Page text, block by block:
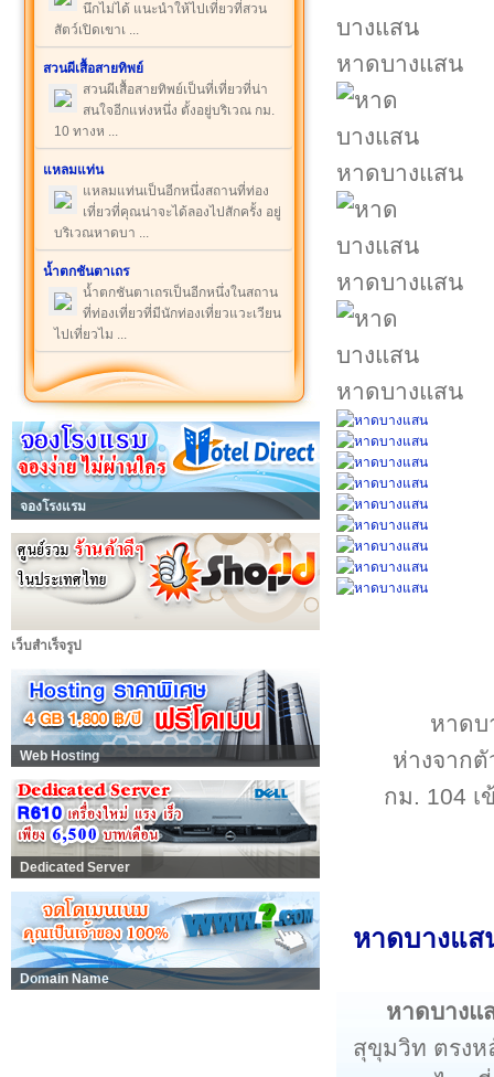
นึกไม่ได้ แนะนำให้ไปเที่ยวที่สวน
สัตว์เปิดเขาเ ...
สวนผีเสื้อสายทิพย์
สวนผีเสื้อสายทิพย์เป็นที่เที่ยวที่น่า
สนใจอีกแห่งหนึ่ง ตั้งอยู่บริเวณ กม.
10 ทางห ...
แหลมแท่น
แหลมแท่นเป็นอีกหนึ่งสถานที่ท่อง
เที่ยวที่คุณน่าจะได้ลองไปสักครั้ง อยู่
บริเวณหาดบา ...
น้ำตกชันตาเถร
น้ำตกชันตาเถรเป็นอีกหนึ่งในสถาน
ที่ท่องเที่ยวที่มีนักท่องเที่ยวแวะเวียน
ไปเที่ยวไม ...
จองโรงแรม
เว็บสำเร็จรูป
Web Hosting
Dedicated Server
Domain Name
หาดบางแสน
หาดบางแสน
หาดบางแสน
หาดบางแสน
หาดบ
ห่างจาก
กม. 104 เ
หาดบางแส
หาดบางแ
สุขุมวิท ตรงห